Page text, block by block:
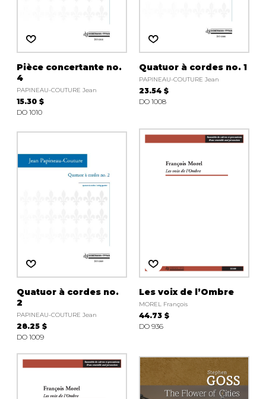
Pièce concertante no.
4
PAPINEAU-COUTURE Jean
15.30 $
DO 1010
Quatuor à cordes no. 1
PAPINEAU-COUTURE Jean
23.54 $
DO 1008
Quatuor à cordes no.
2
PAPINEAU-COUTURE Jean
28.25 $
DO 1009
Les voix de l’Ombre
MOREL François
44.73 $
DO 936